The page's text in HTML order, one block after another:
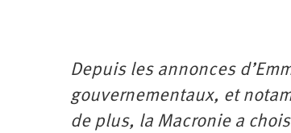
Depuis les annonces
gouvernementaux, et
de plus, la Macronie a